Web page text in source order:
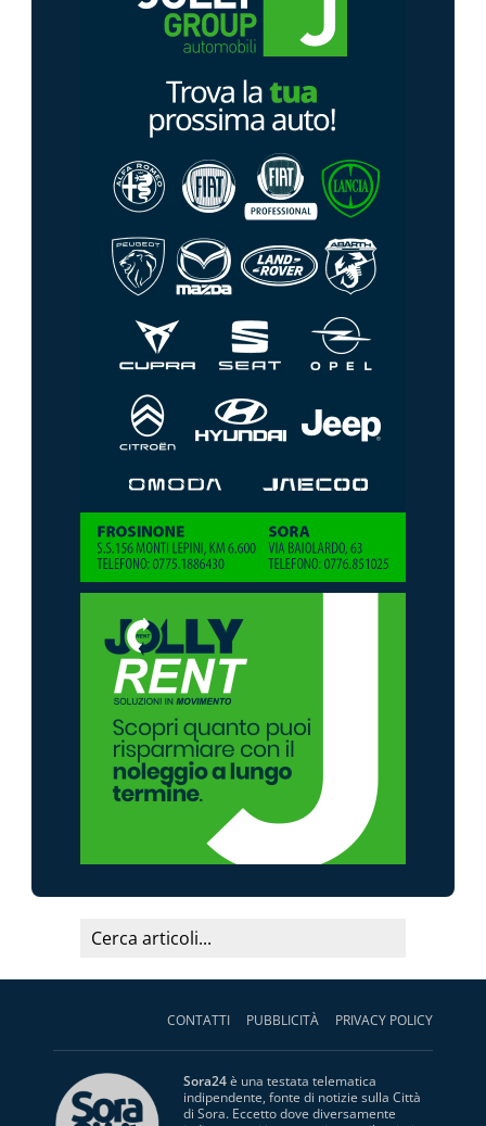
CONTATTI PUBBLICITÀ PRIVACY POLICY
Sora24è una testata telematica
indipendente, fonte di notizie sulla Città
di Sora. Eccetto dove diversamente